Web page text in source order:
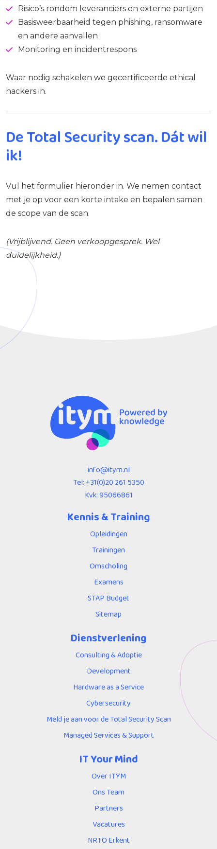
Risico’s rondom leveranciers en externe partijen
Basisweerbaarheid tegen phishing, ransomware
en andere aanvallen
Monitoring en incidentrespons
Waar nodig schakelen we gecertificeerde ethical
hackers in.
De Total Security scan. Dát wil
ik!
Vul het formulier hieronder in. We nemen contact
met je op voor een korte intake en bepalen samen
de scope van de scan.
(Vrijblijvend. Geen verkoopgesprek. Wel
duidelijkheid.)
info@itym.nl
Tel:+31(0)20 261 5350
Kvk: 95066861
Kennis & Training
Opleidingen
Trainingen
Omscholing
Examens
STAP Budget
Sitemap
Dienstverlening
Consulting & Adoptie
Development
Hardware as a Service
Cybersecurity
Meld je aan voor de Total Security Scan
Managed Services & Support
IT Your Mind
Over ITYM
Ons Team
Partners
Vacatures
NRTO Erkent